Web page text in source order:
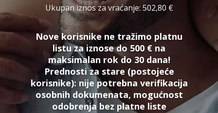
Ukupan iznos za vraćanje: 502,80 €
Nove korisnike ne tražimo platnu
listu za iznose do 500 € na
maksimalan rok do 30 dana!
Prednosti za stare (postojeće
korisnike): nije potrebna verifikacija
osobnih dokumenata, mogućnost
odobrenja bez platne liste